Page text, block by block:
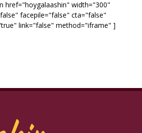
href="hoygalaashin" width="300"
facepile="false" cta="false"
link="false" method="iframe" ]